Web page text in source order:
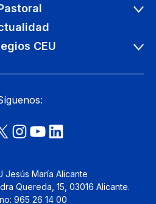
CEU
Jesús María Alicante
Quereda, 15, 03016 Alicante.
965 26 14 00